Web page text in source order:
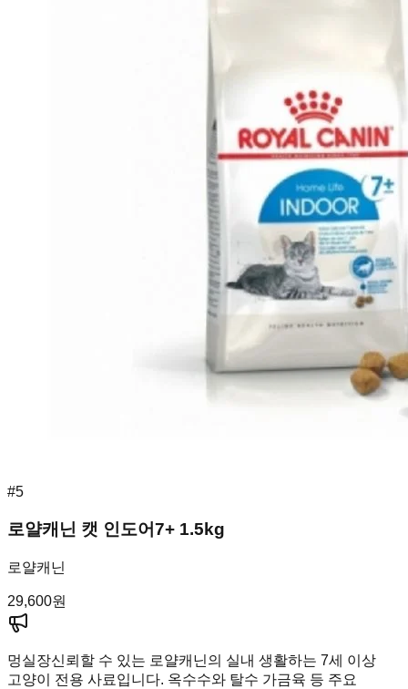
#5
로얄캐닌 캣 인도어7+ 1.5kg
로얄캐닌
29,600원
멍실장신뢰할 수 있는 로얄캐닌의 실내 생활하는 7세 이상
고양이 전용 사료입니다. 옥수수와 탈수 가금육 등 주요